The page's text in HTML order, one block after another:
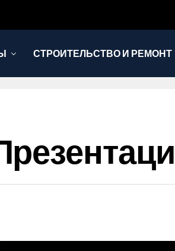
СТРОИТЕЛЬСТВО И РЕМОНТ